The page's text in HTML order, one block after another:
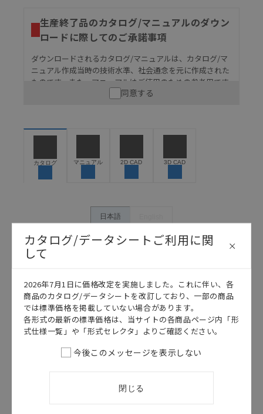
生産終了品のカタログ/マニュアルのダウン
ロードに際してのご承諾事項
ダウンロードされるカタログ/マニュアルは、カタログ/マ
ニュアル作成当時の技術水準、社会通念を元に作成された
ものです。また、マニュアルはご使用のための参考用です
ので、ご使用にあたっての安全性については十分にご配慮
うな用途に使用される場合には、システム全体として
保できるよう設計されていること、および本製品が全
ン事例は参考用ですので、ご採用に際しては機器・装
置の機能や安全性をご確認のうえご使用ください。・
商品に接続される推奨機器等、現在では入手困難なも
のもそのまま記載しています。・誤字、脱字が含まれ
ている可能性がありますがご容赦ください。
記載されているサービス内容や連絡先等は作成当時の
ものであり、変更・改定させていただいている可能性
があります。改めて当サイトの掲載内容をご確認のう
え、ご用命下さいますようお願いいたします。
同意する
カタログ マニュアル 2D CAD 3D CAD
日本語
SCEJ-002L
カタログ/データシートご利用に関
して
2026年7月1日に価格改定を実施しました。これに伴い、各
商品のカタログ/データシートを改訂しており、一部の商品
では標準価格を掲載していない場合があります。
各形式の最新の標準価格は、当サイトの各商品ページ内「形
式仕様一覧」や「形式セレクタ」よりご確認ください。
今後このメッセージを表示しない
閉じる